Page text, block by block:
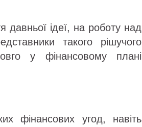
давньої ідеї, на роботу над
такого рішучого
у фінансовому плані
фінансових угод, навіть